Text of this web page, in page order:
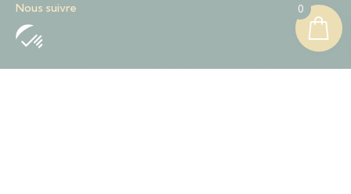
Nous suivre 0